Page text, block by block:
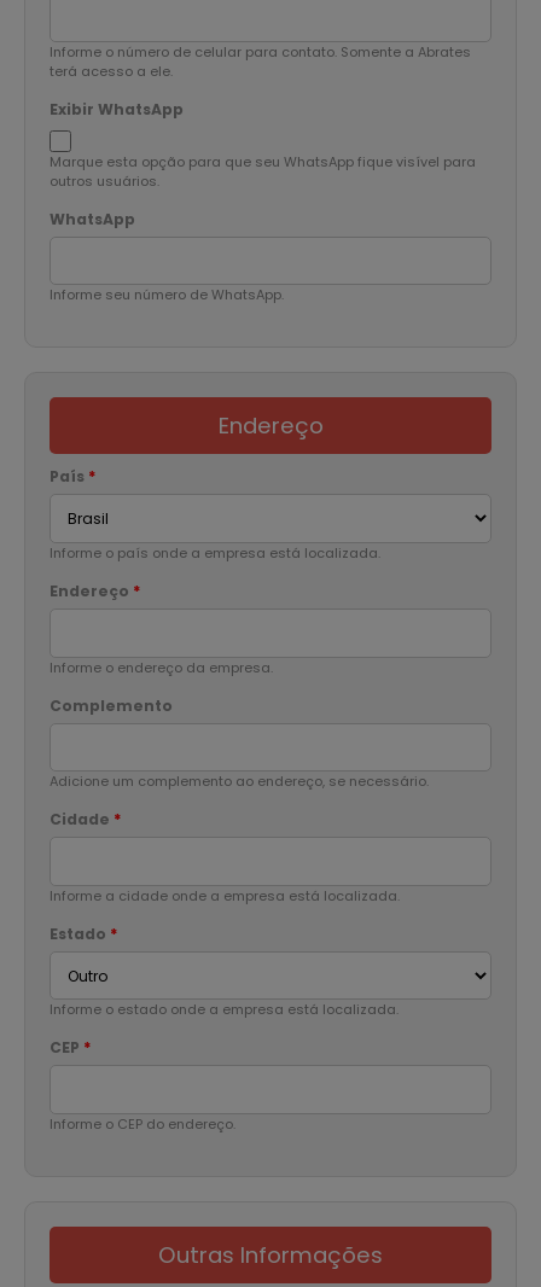
Informe o número de celular para contato. Somente a Abrates
terá acesso a ele.
Exibir WhatsApp
Marque esta opção para que seu WhatsApp fique visível para
outros usuários.
WhatsApp
Informe seu número de WhatsApp.
Endereço
País *
Informe o país onde a empresa está localizada.
Endereço *
Informe o endereço da empresa.
Complemento
Adicione um complemento ao endereço, se necessário.
Cidade *
Informe a cidade onde a empresa está localizada.
Estado *
Informe o estado onde a empresa está localizada.
CEP *
Informe o CEP do endereço.
Outras Informações